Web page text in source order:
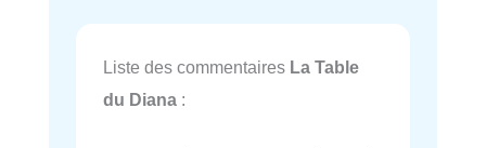
Liste des commentaires La Table
du Diana :